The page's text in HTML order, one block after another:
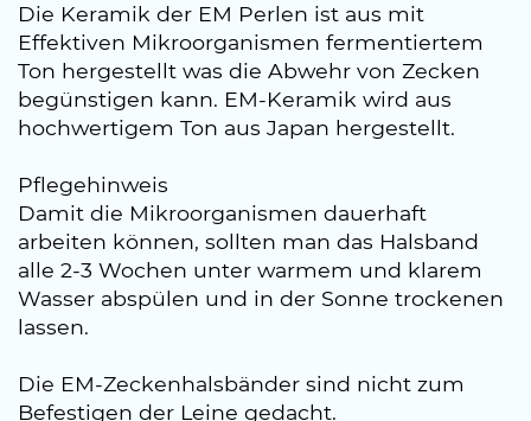
Die Keramik der EM Perlen ist aus mit
Effektiven Mikroorganismen fermentiertem
Ton hergestellt was die Abwehr von Zecken
begünstigen kann. EM-Keramik wird aus
hochwertigem Ton aus Japan hergestellt.
Pflegehinweis
Damit die Mikroorganismen dauerhaft
arbeiten können, sollten man das Halsband
alle 2-3 Wochen unter warmem und klarem
Wasser abspülen und in der Sonne trockenen
lassen.
Die EM-Zeckenhalsbänder sind nicht zum
Befestigen der Leine gedacht.